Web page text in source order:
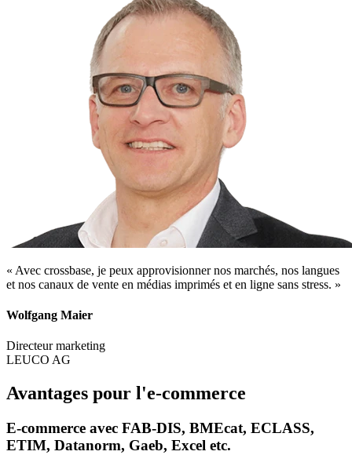
« Avec crossbase, je peux approvisionner nos marchés, nos langues
et nos canaux de vente en médias imprimés et en ligne sans stress. »
Wolfgang Maier
Directeur marketing
LEUCO AG
Avantages pour l'e-commerce
E-commerce avec FAB-DIS, BMEcat, ECLASS,
ETIM, Datanorm, Gaeb, Excel etc.